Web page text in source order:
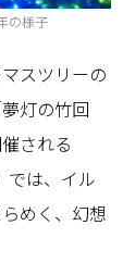
の様子
スツリーの
灯の竹回
される
では、イル
めく、幻想